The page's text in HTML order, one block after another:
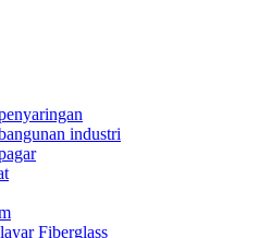
industri
Fiberglass